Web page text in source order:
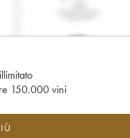
150.000 vini